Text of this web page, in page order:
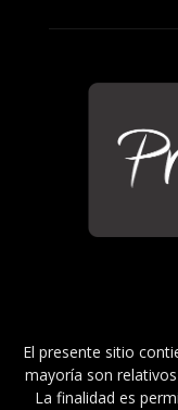
El presente sitio
mayoría son
La finalidad es